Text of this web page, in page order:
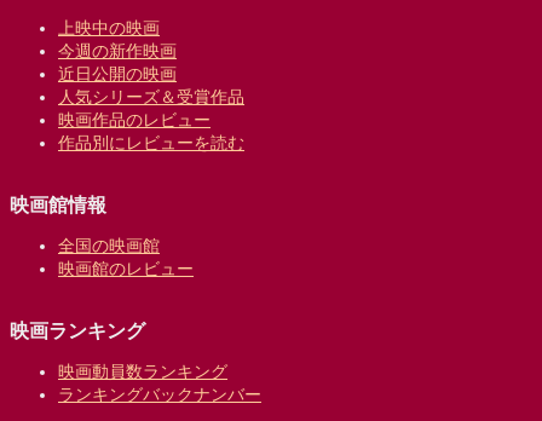
上映中の映画
今週の新作映画
近日公開の映画
人気シリーズ＆受賞作品
映画作品のレビュー
作品別にレビューを読む
映画館情報
全国の映画館
映画館のレビュー
映画ランキング
映画動員数ランキング
ランキングバックナンバー